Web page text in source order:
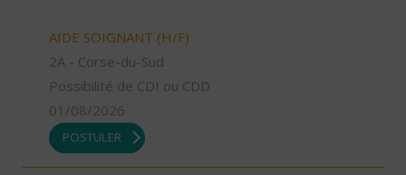
AIDE SOIGNANT (H/F)
2A - Corse-du-Sud
Possibilité de CDI ou CDD
01/08/2026
POSTULER